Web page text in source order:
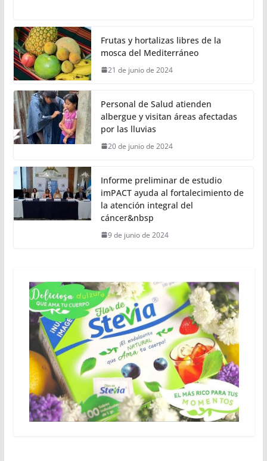
Frutas y hortalizas libres de la
mosca del Mediterráneo
21 de junio de 2024
Personal de Salud atienden
albergue y visitan áreas afectadas
por las lluvias
20 de junio de 2024
Informe preliminar de estudio
imPACT ayuda al fortalecimiento de
la atención integral del
cáncer&nbsp
9 de junio de 2024